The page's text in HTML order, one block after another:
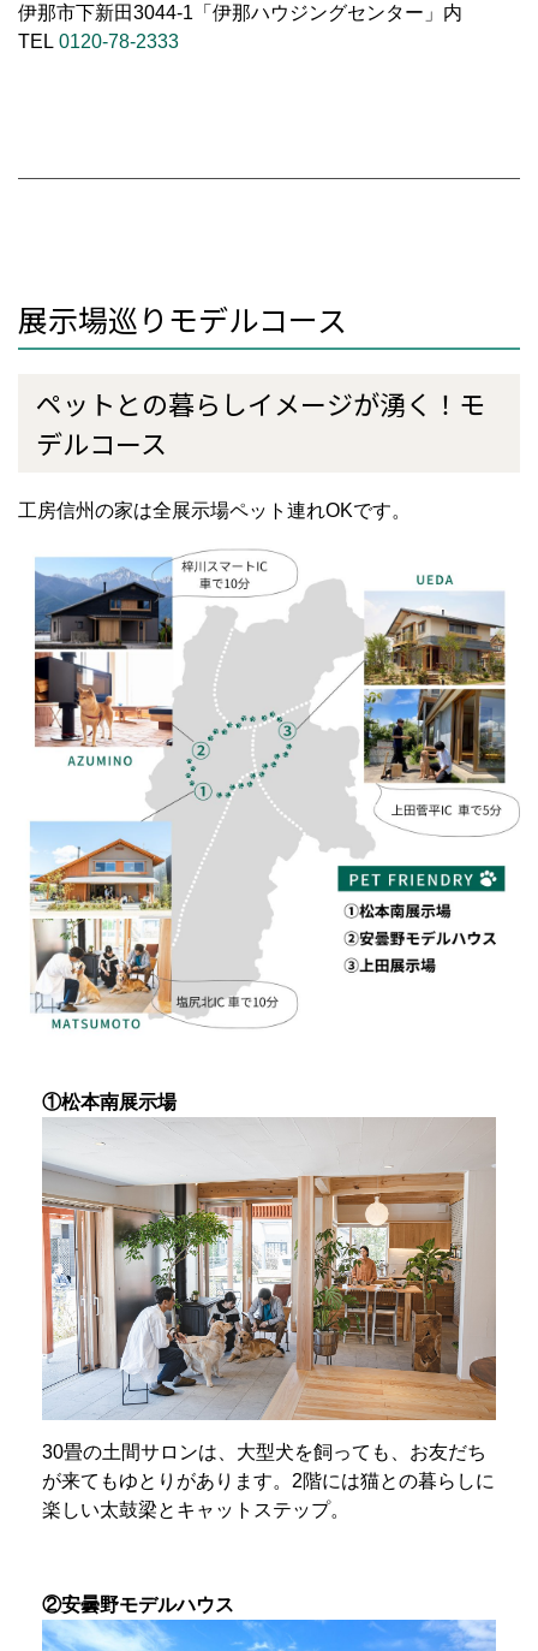
伊那市下新田3044-1「伊那ハウジングセンター」内
TEL 0120-78-2333
展示場巡りモデルコース
ペットとの暮らしイメージが湧く！モ
デルコース
工房信州の家は全展示場ペット連れOKです。
①松本南展示場
30畳の土間サロンは、大型犬を飼っても、お友だち
が来てもゆとりがあります。2階には猫との暮らしに
楽しい太鼓梁とキャットステップ。
②安曇野モデルハウス